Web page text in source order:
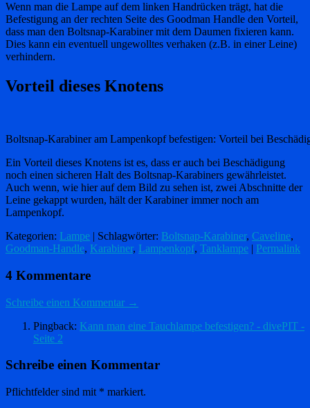
Wenn man die Lampe auf dem linken Handrücken trägt, hat die
Befestigung an der rechten Seite des Goodman Handle den Vorteil,
dass man den Boltsnap-Karabiner mit dem Daumen fixieren kann.
Dies kann ein eventuell ungewolltes verhaken (z.B. in einer Leine)
verhindern.
Vorteil dieses Knotens
Boltsnap-Karabiner am Lampenkopf befestigen: Vorteil bei
Ein Vorteil dieses Knotens ist es, dass er auch bei Beschädigung
noch einen sicheren Halt des Boltsnap-Karabiners gewährleistet.
Auch wenn, wie hier auf dem Bild zu sehen ist, zwei Abschnitte der
Leine gekappt wurden, hält der Karabiner immer noch am
Lampenkopf.
Kategorien: Lampe | Schlagwörter: Boltsnap-Karabiner, Caveline,
Goodman-Handle, Karabiner, Lampenkopf, Tanklampe | Permalink
4 Kommentare
Schreibe einen Kommentar →
Pingback: Kann man eine Tauchlampe befestigen? - divePIT -
Seite 2
Schreibe einen Kommentar
Pflichtfelder sind mit * markiert.